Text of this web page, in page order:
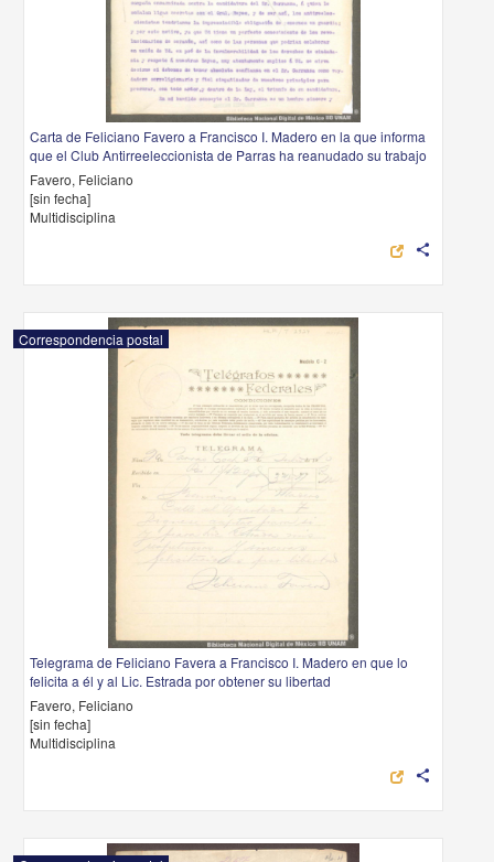
Carta de Feliciano Favero a Francisco I. Madero en la que informa
que el Club Antirreeleccionista de Parras ha reanudado su trabajo
Favero, Feliciano
[sin fecha]
Multidisciplina
share
Correspondencia postal
Telegrama de Feliciano Favera a Francisco I. Madero en que lo
felicita a él y al Lic. Estrada por obtener su libertad
Favero, Feliciano
[sin fecha]
Multidisciplina
share